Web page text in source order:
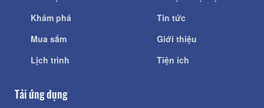
Khám phá
Mua sắm
Lịch trình
Tin tức
Giới thiệu
Tiện ích
Tải ứng dụng